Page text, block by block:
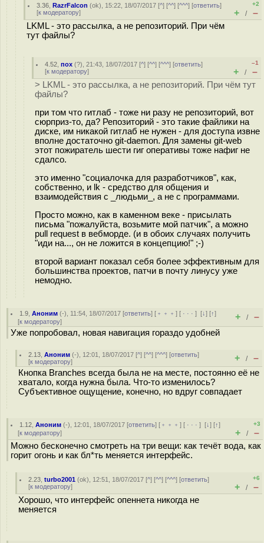
3.36 ,RazrFalcon (ok), 15:22, 18/07/2017 [^] [^^] [^^^] [ответить]
[к модератору]
+2
+ / –
LKML - это рассылка, а не репозиторий. При чём
тут файлы?
4.52 ,пох (?), 21:43, 18/07/2017 [^] [^^] [^^^] [ответить]
[к модератору]
–1
+ / –
> LKML - это рассылка, а не репозиторий. При чём тут
файлы?
при том что гитлаб - тоже ни разу не репозиторий, вот
сюрприз-то, да? Репозиторий - это такие файлики на
диске, им никакой гитлаб не нужен - для доступа извне
вполне достаточно git-daemon. Для замены git-web
этот пожиратель шести гиг оперативы тоже нафиг не
сдалсо.
это именно "социалочка для разработчиков", как,
собственно, и lk - средство для общения и
взаимодействия с _людьми_, а не с программами.
Просто можно, как в каменном веке - присылать
письма "пожалуйста, возьмите мой патчик", а можно
pull request в вебморде. (и в обоих случаях получить
"иди на..., он не ложится в концепцию!" ;-)
второй вариант показал себя более эффективным для
большинства проектов, патчи в почту линусу уже
немодно.
1.9 ,Аноним (-), 11:54, 18/07/2017 [ответить] [ ﹢﹢﹢] [ · · ·][↓] [↑]
[к модератору] + / –
Уже попробовал, новая навигация гораздо удобней
2.13 ,Аноним (-), 12:01, 18/07/2017 [^] [^^] [^^^] [ответить]
[к модератору] + / –
Кнопка Branches всегда была не на месте, постоянно её не
хватало, когда нужна была. Что-то изменилось?
Субъективное ощущение, конечно, но вдруг совпадает
1.12 ,Аноним (-), 12:01, 18/07/2017 [ответить] [ ﹢﹢﹢] [ · · ·][↓] [↑]
[к модератору]
+3
+ / –
Можно бесконечно смотреть на три вещи: как течёт вода, как
горит огонь и как бл*ть меняется интерфейс.
2.23 ,turbo2001 (ok), 12:51, 18/07/2017 [^] [^^] [^^^] [ответить]
[к модератору]
+6
+ / –
Хорошо, что интерфейс опеннета никогда не
меняется